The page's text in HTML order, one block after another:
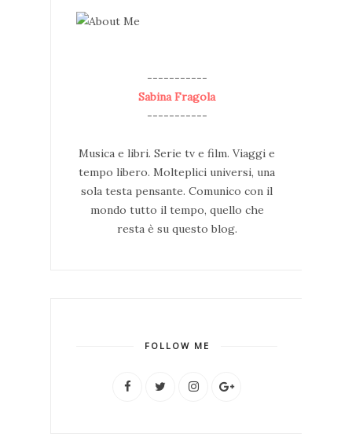
-----------
Sabina Fragola
-----------
Musica e libri. Serie tv e film. Viaggi e
tempo libero. Molteplici universi, una
sola testa pensante. Comunico con il
mondo tutto il tempo, quello che
resta è su questo blog.
FOLLOW ME